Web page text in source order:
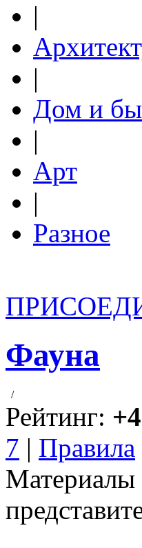
|
|
Дом и
|
Арт
|
Разное
Фауна
/
Рейтинг:
7 | Правила
Материалы